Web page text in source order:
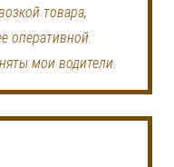
товара,
оперативной.
мои водители.